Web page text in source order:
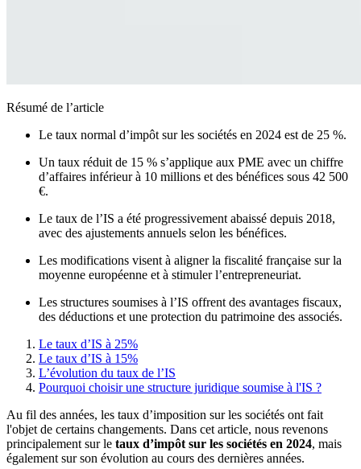
Résumé de l’article
Le taux normal d’impôt sur les sociétés en 2024 est de 25 %.
Un taux réduit de 15 % s’applique aux PME avec un chiffre
d’affaires inférieur à 10 millions et des bénéfices sous 42 500
€.
Le taux de l’IS a été progressivement abaissé depuis 2018,
avec des ajustements annuels selon les bénéfices.
Les modifications visent à aligner la fiscalité française sur la
moyenne européenne et à stimuler l’entrepreneuriat.
Les structures soumises à l’IS offrent des avantages fiscaux,
des déductions et une protection du patrimoine des associés.
Le taux d’IS à 25%
Le taux d’IS à 15%
L’évolution du taux de l’IS
Pourquoi choisir une structure juridique soumise à l'IS ?
Au fil des années, les taux d’imposition sur les sociétés ont fait
l'objet de certains changements. Dans cet article, nous revenons
principalement sur le taux d’impôt sur les sociétés en 2024, mais
également sur son évolution au cours des dernières années.